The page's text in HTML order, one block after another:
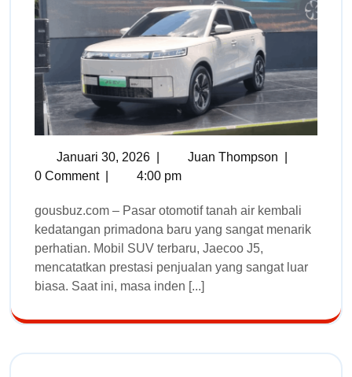
Januari 30, 2026 Juan Thompson
0 Comment
4:00 pm
gousbuz.com – Pasar otomotif tanah air kembali
kedatangan primadona baru yang sangat menarik
perhatian. Mobil SUV terbaru, Jaecoo J5,
mencatatkan prestasi penjualan yang sangat luar
biasa. Saat ini, masa inden [...]